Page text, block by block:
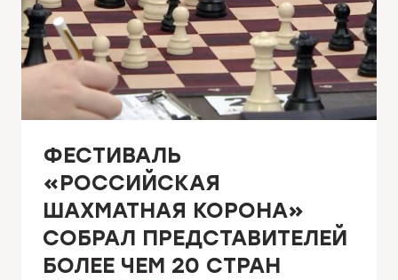
ФЕСТИВАЛЬ
«РОССИЙСКАЯ
ШАХМАТНАЯ КОРОНА»
СОБРАЛ ПРЕДСТАВИТЕЛЕЙ
БОЛЕЕ ЧЕМ 20 СТРАН